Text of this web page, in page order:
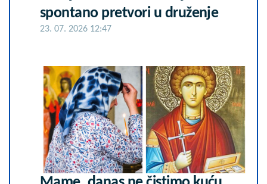
spontano pretvori u druženje
23. 07. 2026 12:47